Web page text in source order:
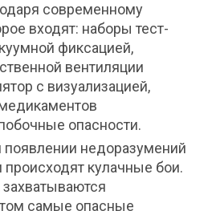
современному
входят: наборы тест-
фиксацией,
вентиляции
с визуализацией,
опасности.
появлении недоразумений
кулачные бои.
захватываются
самые опасные